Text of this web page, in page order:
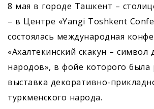
8 мая в городе Ташкент –
– в Центре «Yangi Toshkent
состоялась международная
«Ахалтекинский скакун – символ
народов», в фойе которого была
выставка декоративно-
туркменского народа.